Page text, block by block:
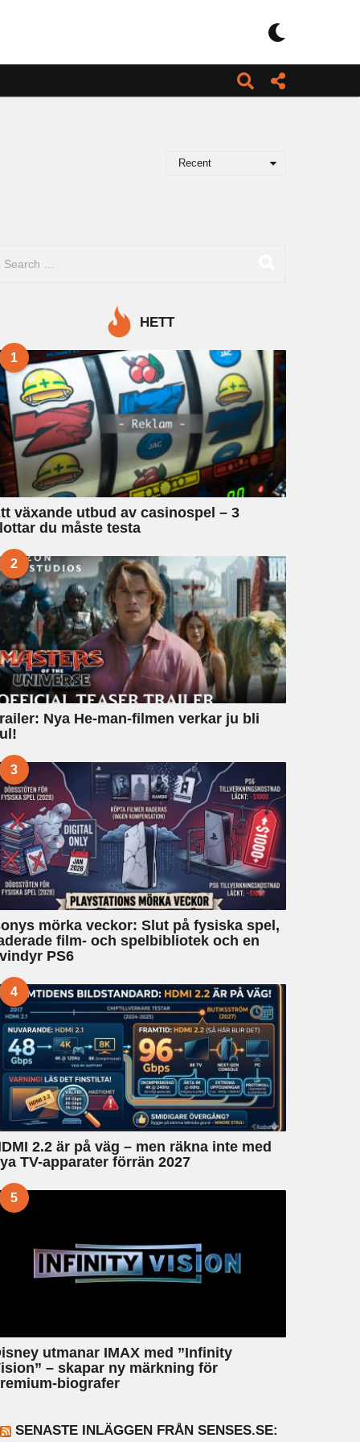
Recent
HETT
1
växande utbud av casinospel – 3
du måste testa
2
Nya He-man-filmen verkar ju bli
3
mörka veckor: Slut på fysiska spel,
film- och spelbibliotek och en
PS6
4
2.2 är på väg – men räkna inte med
TV-apparater förrän 2027
5
utmanar IMAX med ”Infinity
– skapar ny märkning för
biografer
SENASTE INLÄGGEN FRÅN SENSES.SE: